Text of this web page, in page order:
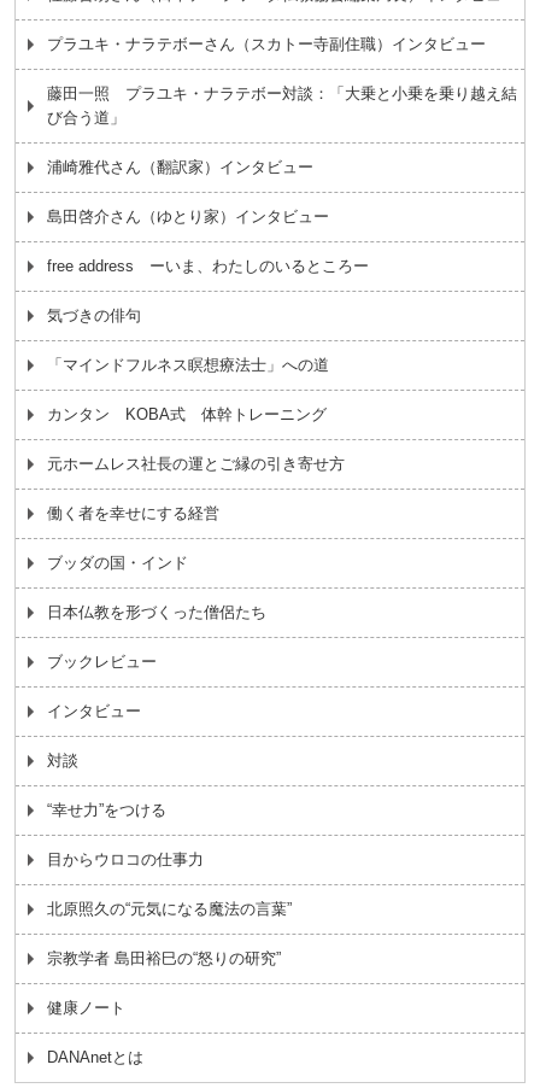
プラユキ・ナラテボーさん（スカトー寺副住職）インタビュー
藤田一照 プラユキ・ナラテボー対談：「大乗と小乗を乗り越え結
び合う道」
浦崎雅代さん（翻訳家）インタビュー
島田啓介さん（ゆとり家）インタビュー
free address ーいま、わたしのいるところー
気づきの俳句
「マインドフルネス瞑想療法士」への道
カンタン KOBA式 体幹トレーニング
元ホームレス社長の運とご縁の引き寄せ方
働く者を幸せにする経営
ブッダの国・インド
日本仏教を形づくった僧侶たち
ブックレビュー
インタビュー
対談
“幸せ力”をつける
目からウロコの仕事力
北原照久の“元気になる魔法の言葉”
宗教学者 島田裕巳の“怒りの研究”
健康ノート
DANAnetとは